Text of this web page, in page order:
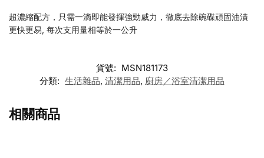
超濃縮配方，只需一滴即能發揮強勁威力，徹底去除碗碟頑固油漬
更快更易, 每次支用量相等於一公升
貨號: MSN181173
分類: 生活雜品, 清潔用品, 廚房／浴室清潔用品
相關商品